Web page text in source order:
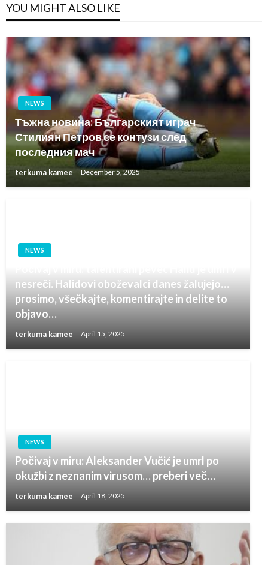
YOU MIGHT ALSO LIKE
NEWS
Тъжна новина: Българският играч
Стилиян Петров се контузи след
последния мач
terkuma kamee December 5, 2025
NEWS
nesreči. Halidovi oboževalci danes žalujejo…
prosimo, všečkajte, komentirajte in delite to
objavo…
terkuma kamee April 15, 2025
NEWS
Počivaj v miru: Aleksander Vučić je umrl po
okužbi z neznanim virusom… preberi več…
terkuma kamee April 18, 2025